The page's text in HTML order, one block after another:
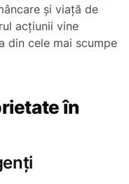
și viață de
acțiunii vine
din cele mai scumpe
în